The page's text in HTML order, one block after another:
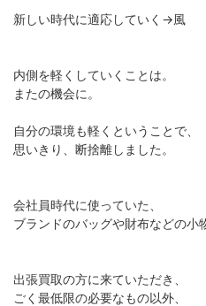
新しい時代に適応していく→風
内側を軽くしていくことは。
またの機会に。
自分の環境も軽くということで、
思いきり、断捨離しました。
会社員時代に使っていた、
ブランドのバッグや財布などの小
出張買取の方に来ていただき、
ごく最低限の必要なもの以外、